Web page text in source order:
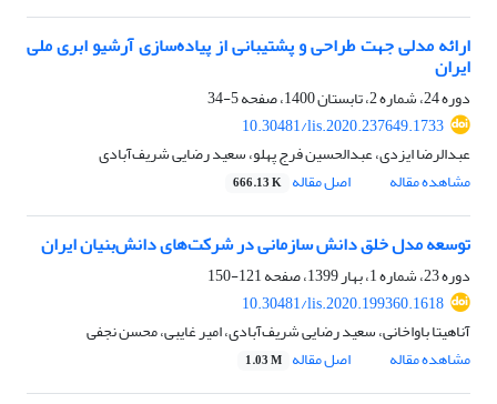
ارائه مدلی جهت طراحی و پشتیبانی از پیاده‌سازی آرشیو ابری ملی
ایران
دوره 24، شماره 2، تابستان 1400، صفحه
5-34
10.30481/lis.2020.237649.1733
عبدالرضا ایزدی، عبدالحسین فرج پهلو، سعید رضایی شریف‌آبادی
مشاهده مقاله
اصل مقاله 666.13 K
توسعه مدل خلق دانش سازمانی در شرکت‌های دانش‌بنیان ایران
دوره 23، شماره 1، بهار 1399، صفحه
121-150
10.30481/lis.2020.199360.1618
آناهیتا باواخانی، سعید رضایی شریف‌آبادی، امیر غایبی، محسن نجفی
مشاهده مقاله
اصل مقاله 1.03 M